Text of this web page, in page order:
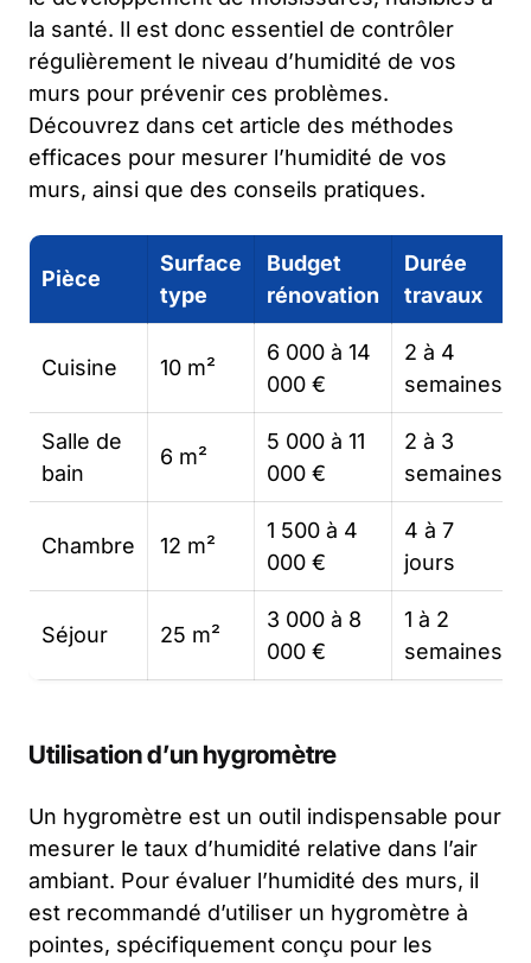
la santé. Il est donc essentiel de contrôler
régulièrement le niveau d’humidité de vos
murs pour prévenir ces problèmes.
Découvrez dans cet article des méthodes
efficaces pour mesurer l’humidité de vos
murs, ainsi que des conseils pratiques.
Pièce
Surface
type
Budget
rénovation
Durée
travaux
Cuisine 10 m²
6 000 à 14
000 €
2 à 4
semaines
Salle de
bain
6 m²
5 000 à 11
000 €
2 à 3
semaines
Chambre 12 m²
1 500 à 4
000 €
4 à 7
jours
Séjour 25 m²
3 000 à 8
000 €
1 à 2
semaines
Utilisation d’un hygromètre
Un hygromètre est un outil indispensable pour
mesurer le taux d’humidité relative dans l’air
ambiant. Pour évaluer l’humidité des murs, il
est recommandé d’utiliser un hygromètre à
pointes, spécifiquement conçu pour les